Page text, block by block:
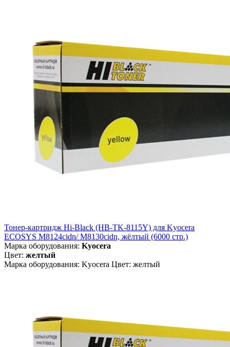
Тонер-картридж Hi-Black (HB-TK-8115Y) для Kyocera
ECOSYS M8124cidn/ M8130cidn, жёлтый (6000 стр.)
Марка оборудования: Kyocera
Цвет: желтый
Марка оборудования: Kyocera Цвет: желтый